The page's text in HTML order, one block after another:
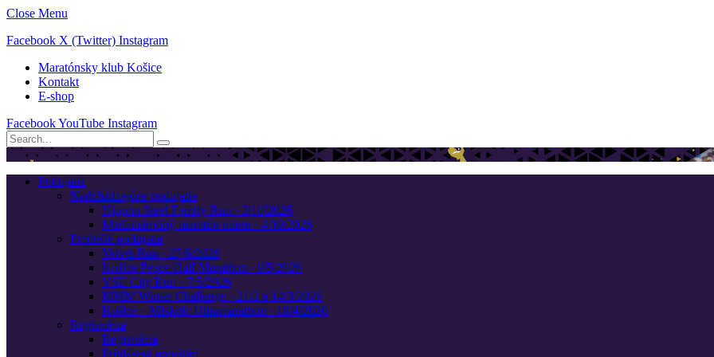
Close Menu
Facebook X (Twitter) Instagram
Maratónsky klub Košice
Kontakt
E-shop
FacebookYouTube Instagram
Podujatia
Nadchádzajúce podujatia
Nippon Steel Family Run · 3/10/2026
Medzinárodný maratón mieru · 4/10/2026
Predošlé podujatia
Velvet Run · 27/6/2026
Košice Peace Half Marathon · 9/5/2026
VSE City Run · 7/5/2026
MMM Winter Challenge · 21/2 a 14/3/2026
Košice – Miskolc Ultramarathon · 18/4/2026
Registrácia
Registrácia
Prihlásení pretekári